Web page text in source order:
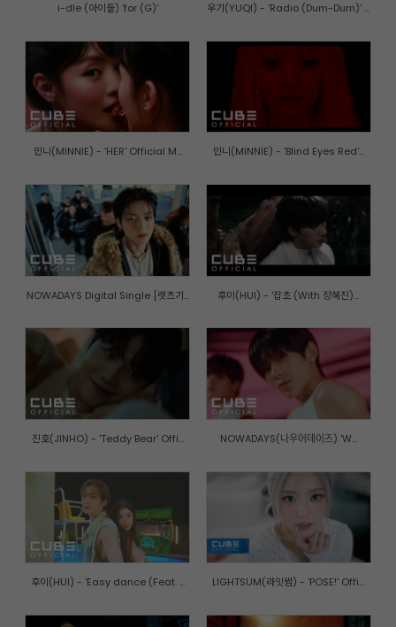
i-dle (아이들) 'for (G)' 우기(YUQI) - 'Radio (Dum-Dum)' ...
민니(MINNIE) - 'HER' Official M... 민니(MINNIE) - 'Blind Eyes Red'...
NOWADAYS Digital Single [렛츠기... 후이(HUI) - '잡초 (With 장혜진)...
진호(JINHO) - 'Teddy Bear' Offi... NOWADAYS(나우어데이즈) 'W...
후이(HUI) - 'Easy dance (Feat. ... LIGHTSUM(라잇썸) - 'POSE!' Offi...